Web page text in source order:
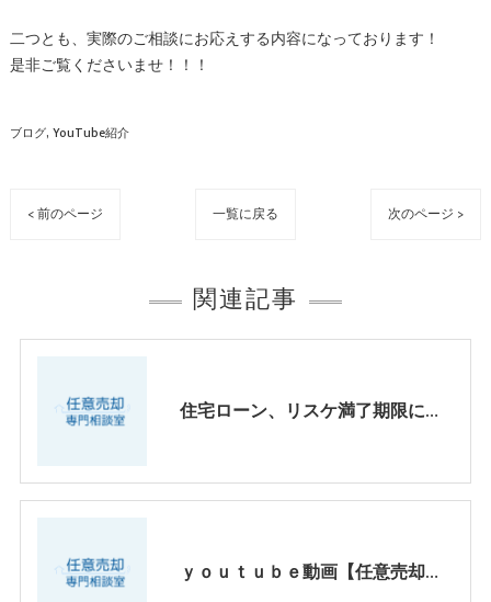
二つとも、実際のご相談にお応えする内容になっております！
是非ご覧くださいませ！！！
ブログ YouTube紹介
< 前のページ 一覧に戻る 次のページ >
関連記事
住宅ローン、リスケ満了期限について知っておくべきこと【ｙｏｕｔｕｂｅ動画】
ｙｏｕｔｕｂｅ動画【任意売却、お客様心の叫び！違法オーバーローンの実態】